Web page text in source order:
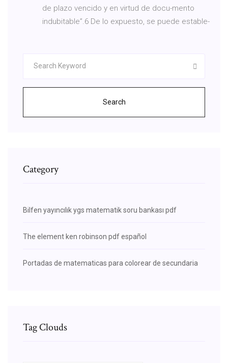
de plazo vencido y en virtud de docu-mento
indubitable”.6 De lo expuesto, se puede estable-
Search
Category
Bilfen yayıncılık ygs matematik soru bankası pdf
The element ken robinson pdf español
Portadas de matematicas para colorear de secundaria
Tag Clouds